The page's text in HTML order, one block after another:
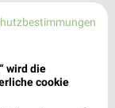
wird die
cookie